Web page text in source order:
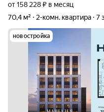
от 158 228 ₽ в месяц
70,4 м²
2-комн. квартира 7
новостройка